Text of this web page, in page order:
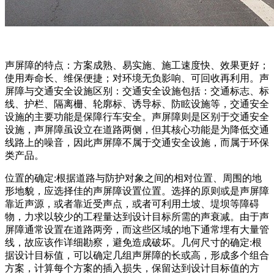
声屏障的特点：方案成熟、易实施、施工速度快、效果更好；
使用寿命长、维保便捷；对环境无负影响、可回收再利用。声
屏障与交通安全设施区别：交通安全设施包括：交通标志、标
线、护栏、隔离栅、轮廓标、诱导标、防眩设施等，交通安全
设施的主要功能是保障行车安全。声屏障则是区别于交通安全
设施，声屏障虽设立在道路两侧，但其核心功能是为降低交通
线路上的噪音，因此声屏障不属于交通安全设施，而属于环保
类产品。
位置的确定:根据道路与防护对象之间的相对位置、周围的地
形地貌，应选择佳的声屏障设置位置。选择的原则或是声屏障
靠近声源，或者靠近受声点，或者可利用土坡、堤坝等障碍
物，力求以较少的工程量达到设计目标所需的声衰减。由于声
屏障通常设置在道路两旁，而这些区域的地下通常埋有大量管
线，故应该作详细勘察，避免造成破坏。几何尺寸的确定:根
据设计目标值，可以确定几组声屏障的长或高，形成多个组合
方案，计算每个方案的插入损失，保留达到设计目标值的方